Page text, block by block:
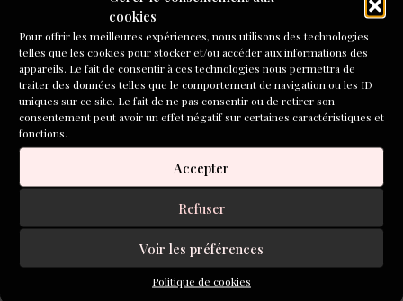
cookies
Pour offrir les meilleures expériences, nous utilisons des technologies
telles que les cookies pour stocker et/ou accéder aux informations des
appareils. Le fait de consentir à ces technologies nous permettra de
traiter des données telles que le comportement de navigation ou les ID
uniques sur ce site. Le fait de ne pas consentir ou de retirer son
consentement peut avoir un effet négatif sur certaines caractéristiques et
fonctions.
Accepter
Refuser
Voir les préférences
Politique de cookies
ancrage dans la littérature contemporaine (merci
Élisabeth Bing). L’essentiel des...
LIRE LA SUITE
ENSEIGNER L'ÉCRITURE,
LES FONDAMENTAUX
30 AVRIL 2025
SHARE:
13 conseils d’Alain André pour
débuter l’écriture de votre roman
Ayez votre chambre d’écriture, vos refuges. Repérez vos
rythmes personnels. Protégez votre temps....
LIRE LA SUITE
SHARE: